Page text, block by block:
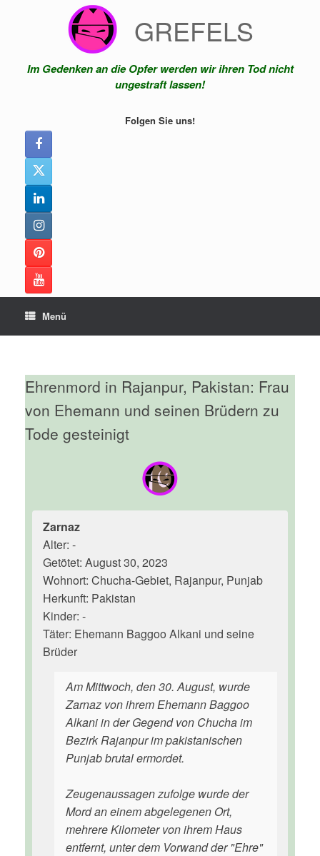
GREFELS
Im Gedenken an die Opfer werden wir ihren Tod nicht
ungestraft lassen!
Folgen Sie uns!
Menü
Ehrenmord in Rajanpur, Pakistan: Frau
von Ehemann und seinen Brüdern zu
Tode gesteinigt
Zarnaz
Alter: -
Getötet: August 30, 2023
Wohnort: Chucha-Gebiet, Rajanpur, Punjab
Herkunft: Pakistan
Kinder: -
Täter: Ehemann Baggoo Alkani und seine
Brüder
Am Mittwoch, den 30. August, wurde
Zarnaz von ihrem Ehemann Baggoo
Alkani in der Gegend von Chucha im
Bezirk Rajanpur im pakistanischen
Punjab brutal ermordet.
Zeugenaussagen zufolge wurde der
Mord an einem abgelegenen Ort,
mehrere Kilometer von ihrem Haus
entfernt, unter dem Vorwand der "Ehre"